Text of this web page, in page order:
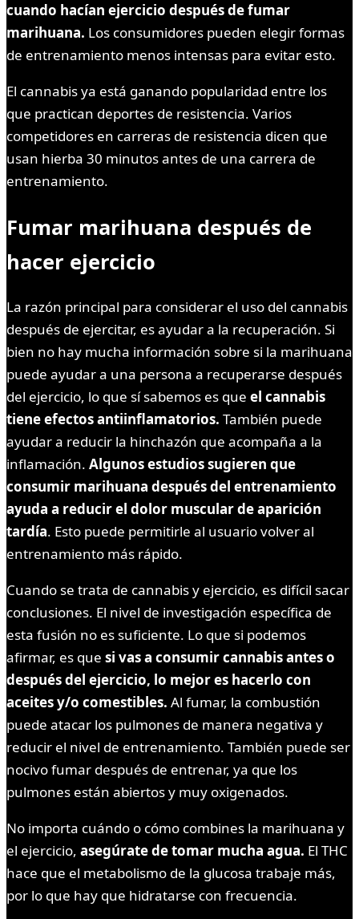
cuando hacían ejercicio después de fumar
marihuana. Los consumidores pueden elegir formas
de entrenamiento menos intensas para evitar esto.
El cannabis ya está ganando popularidad entre los
que practican deportes de resistencia. Varios
competidores en carreras de resistencia dicen que
usan hierba 30 minutos antes de una carrera de
entrenamiento.
Fumar marihuana después de
hacer ejercicio
La razón principal para considerar el uso del cannabis
después de ejercitar, es ayudar a la recuperación. Si
bien no hay mucha información sobre si la marihuana
puede ayudar a una persona a recuperarse después
del ejercicio, lo que sí sabemos es que el cannabis
tiene efectos antiinflamatorios. También puede
ayudar a reducir la hinchazón que acompaña a la
inflamación. Algunos estudios sugieren que
consumir marihuana después del entrenamiento
ayuda a reducir el dolor muscular de aparición
tardía. Esto puede permitirle al usuario volver al
entrenamiento más rápido.
Cuando se trata de cannabis y ejercicio, es difícil sacar
conclusiones. El nivel de investigación específica de
esta fusión no es suficiente. Lo que si podemos
afirmar, es que si vas a consumir cannabis antes o
después del ejercicio, lo mejor es hacerlo con
aceites y/o comestibles. Al fumar, la combustión
puede atacar los pulmones de manera negativa y
reducir el nivel de entrenamiento. También puede ser
nocivo fumar después de entrenar, ya que los
pulmones están abiertos y muy oxigenados.
No importa cuándo o cómo combines la marihuana y
el ejercicio, asegúrate de tomar mucha agua. El THC
hace que el metabolismo de la glucosa trabaje más,
por lo que hay que hidratarse con frecuencia.